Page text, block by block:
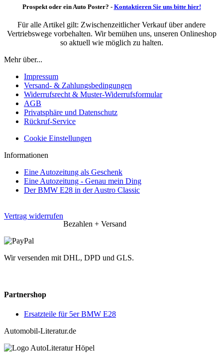
Prospekt oder ein Auto Poster? - Kontaktieren Sie uns bitte hier!
Für alle Artikel gilt: Zwischenzeitlicher Verkauf über andere
Vertriebswege vorbehalten. Wir bemühen uns, unseren Onlineshop
so aktuell wie möglich zu halten.
Mehr über...
Impressum
Versand- & Zahlungsbedingungen
Widerrufsrecht & Muster-Widerrufsformular
AGB
Privatsphäre und Datenschutz
Rückruf-Service
Cookie Einstellungen
Informationen
Eine Autozeitung als Geschenk
Eine Autozeitung - Genau mein Ding
Der BMW E28 in der Austro Classic
Vertrag widerrufen
Bezahlen + Versand
Wir versenden mit DHL, DPD und GLS.
Partnershop
Ersatzteile für 5er BMW E28
Automobil-Literatur.de